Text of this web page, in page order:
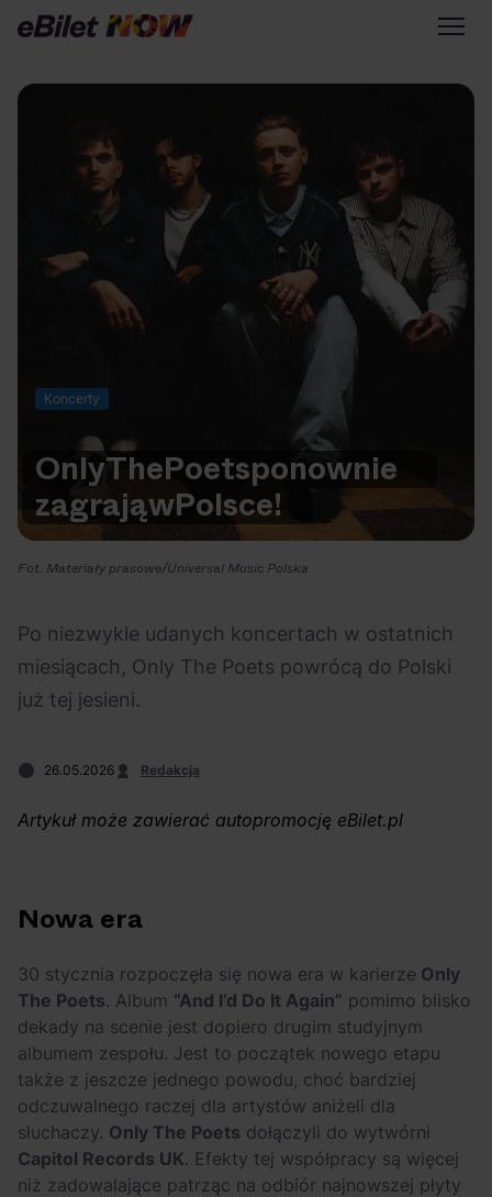
Tylko na eBilet
Zapisz się na newsletter
Przejdź na eBilet.pl
Na czasie
Polecane Scena Impostora
prawdziwym fanem
Chivasa?
jednoczącą fanów
Arctic Monkeys i
Bring Me The
Horizon. Lustrzane
kariery zespołów z
Sheffield
Odkryj wyjątkowe
atrakcje na drugi
miesiąc wakacji!
Warto sprawdzić na eBiletNOW
Scena Główna
Poza nurtem
Kultura Osobista
Koncerty
OnlyThePoetsponownie
zagrająwPolsce!
Fot. Materiały prasowe/Universal Music Polska
Po niezwykle udanych koncertach w ostatnich
miesiącach, Only The Poets powrócą do Polski
już tej jesieni.
26.05.2026 Redakcja
Artykuł może zawierać autopromocję eBilet.pl
Nowa era
30 stycznia rozpoczęła się nowa era w karierze Only
The Poets. Album “And I’d Do It Again” pomimo blisko
dekady na scenie jest dopiero drugim studyjnym
albumem zespołu. Jest to początek nowego etapu
także z jeszcze jednego powodu, choć bardziej
odczuwalnego raczej dla artystów aniżeli dla
słuchaczy. Only The Poets dołączyli do wytwórni
Capitol Records UK. Efekty tej współpracy są więcej
niż zadowalające patrząc na odbiór najnowszej płyty